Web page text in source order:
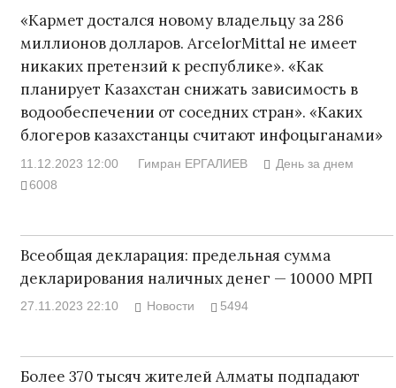
«Кармет достался новому владельцу за 286
миллионов долларов. ArcelorMittal не имеет
никаких претензий к республике». «Как
планирует Казахстан снижать зависимость в
водообеспечении от соседних стран». «Каких
блогеров казахстанцы считают инфоцыганами»
11.12.2023 12:00 Гимран ЕРГАЛИЕВ
День за днем
6008
Всеобщая декларация: предельная сумма
декларирования наличных денег — 10000 МРП
27.11.2023 22:10 Новости 5494
Более 370 тысяч жителей Алматы подпадают